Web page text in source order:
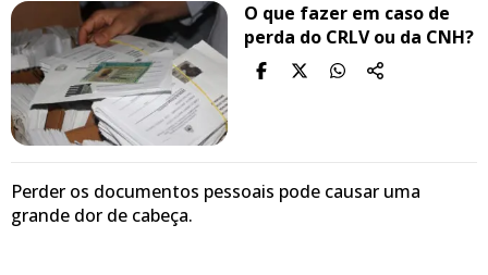
O que fazer em caso de
perda do CRLV ou da CNH?
Perder os documentos pessoais pode causar uma
grande dor de cabeça.